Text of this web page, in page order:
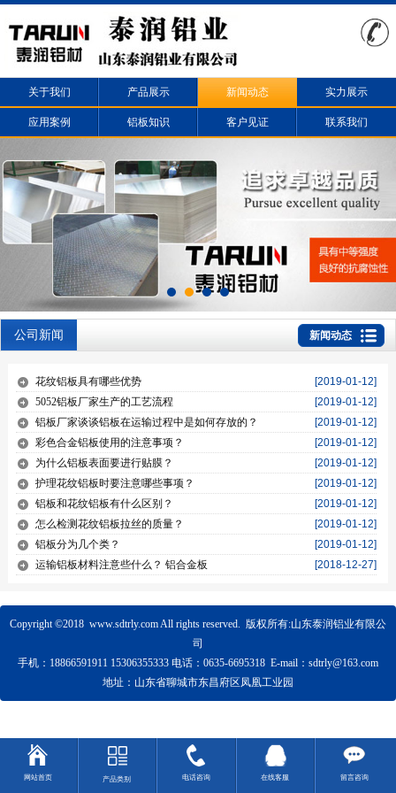
关于我们 产品展示 新闻动态 实力展示
应用案例 铝板知识 客户见证 联系我们
公司新闻 新闻动态
[2019-01-12]
花纹铝板具有哪些优势
[2019-01-12]
5052铝板厂家生产的工艺流程
[2019-01-12]
铝板厂家谈谈铝板在运输过程中是如何存放的？
[2019-01-12]
彩色合金铝板使用的注意事项？
[2019-01-12]
为什么铝板表面要进行贴膜？
[2019-01-12]
护理花纹铝板时要注意哪些事项？
[2019-01-12]
铝板和花纹铝板有什么区别？
[2019-01-12]
怎么检测花纹铝板拉丝的质量？
[2019-01-12]
铝板分为几个类？
[2018-12-27]
运输铝板材料注意些什么？ 铝合金板
Copyright ©2018 www.sdtrly.com All rights reserved. 版权所有:山东泰润铝业有限公
司
手机：18866591911 15306355333电话：0635-6695318E-mail：sdtrly@163.com
地址：山东省聊城市东昌府区凤凰工业园
网站首页 产品类别 电话咨询 在线客服 留言咨询